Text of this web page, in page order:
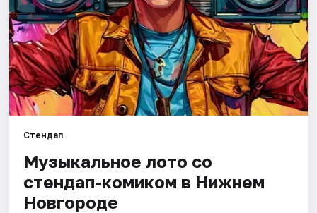
Стендап
Музыкальное лото со
стендап-комиком в Нижнем
Новгороде